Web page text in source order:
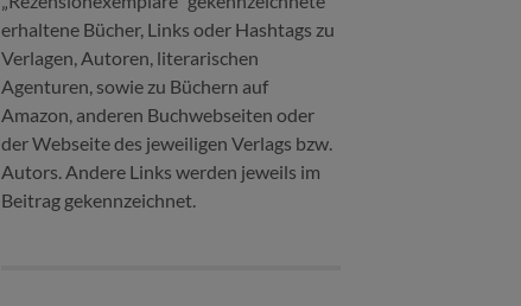
erhaltene Bücher, Links oder Hashtags zu
Verlagen, Autoren, literarischen
Agenturen, sowie zu Büchern auf
Amazon, anderen Buchwebseiten oder
der Webseite des jeweiligen Verlags bzw.
Autors. Andere Links werden jeweils im
Beitrag gekennzeichnet.